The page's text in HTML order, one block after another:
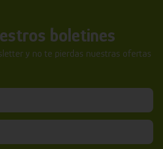
boletines
y no te pierdas nuestras ofertas